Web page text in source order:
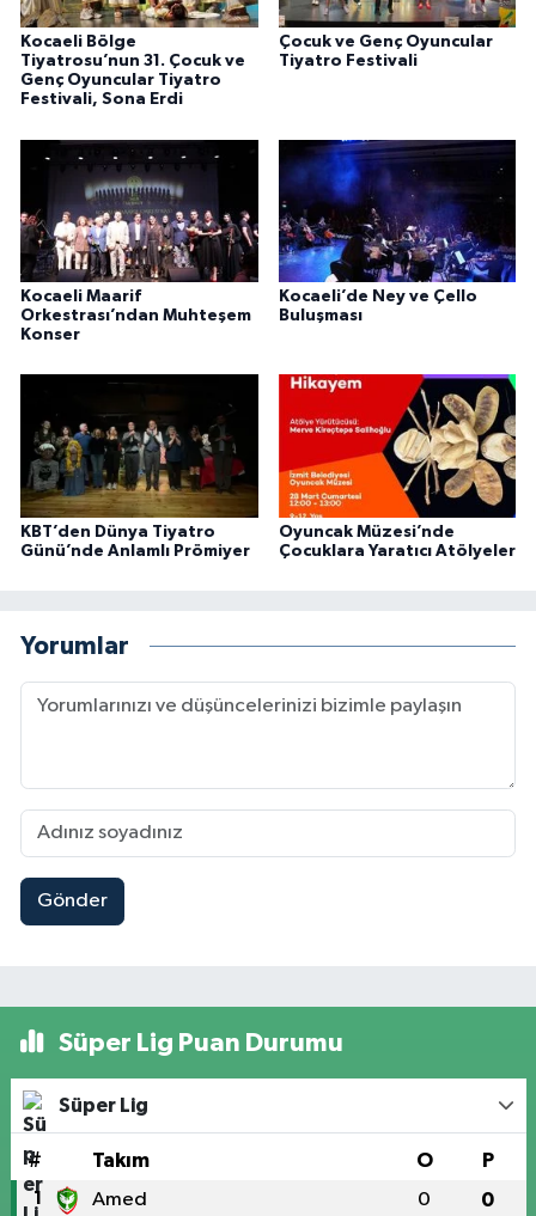
Kocaeli Bölge
Tiyatrosu’nun 31. Çocuk ve
Genç Oyuncular Tiyatro
Festivali, Sona Erdi
Çocuk ve Genç Oyuncular
Tiyatro Festivali
Kocaeli Maarif
Orkestrası’ndan Muhteşem
Konser
Kocaeli’de Ney ve Çello
Buluşması
KBT’den Dünya Tiyatro
Günü’nde Anlamlı Prömiyer
Oyuncak Müzesi’nde
Çocuklara Yaratıcı Atölyeler
Yorumlar
Gönder
Süper Lig Puan Durumu
Süper Lig
# Takım O P
1 Amed 0 0